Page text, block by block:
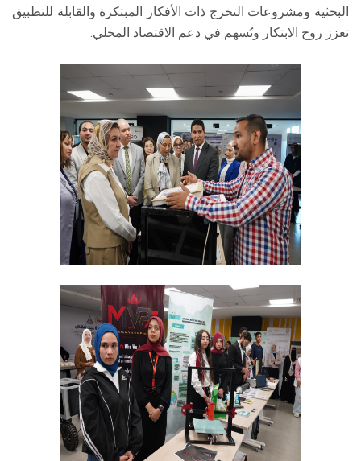
البحثية ومشروعات التخرج ذات الأفكار المبتكرة والقابلة للتطبيق
تعزز روح الابتكار وتُسهم في دعم الاقتصاد المحلي.